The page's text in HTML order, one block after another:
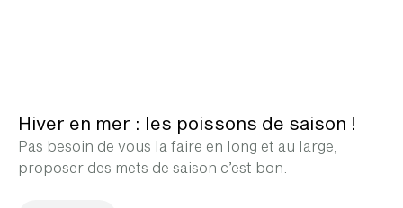
Hiver en mer : les poissons de saison !
Pas besoin de vous la faire en long et au large,
proposer des mets de saison c’est bon.